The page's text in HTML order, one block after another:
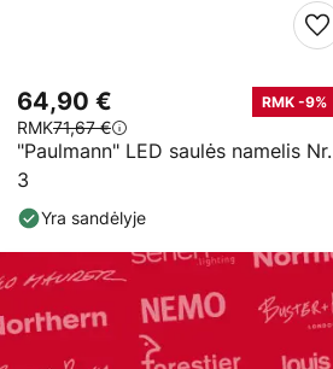
"Paulmann" LED saulės namelis Nr.
3
64,90 € RMK -9%
RMK71,67 €
Yra sandėlyje